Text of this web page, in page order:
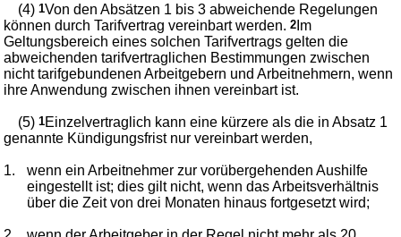
(4)1Von den Absätzen 1 bis 3 abweichende Regelungen
können durch Tarifvertrag vereinbart werden.2 Im
Geltungsbereich eines solchen Tarifvertrags gelten die
abweichenden tarifvertraglichen Bestimmungen zwischen
nicht tarifgebundenen Arbeitgebern und Arbeitnehmern, wenn
ihre Anwendung zwischen ihnen vereinbart ist.
(5)1Einzelvertraglich kann eine kürzere als die in Absatz 1
genannte Kündigungsfrist nur vereinbart werden,
1.
wenn ein Arbeitnehmer zur vorübergehenden Aushilfe
eingestellt ist; dies gilt nicht, wenn das Arbeitsverhältnis
über die Zeit von drei Monaten hinaus fortgesetzt wird;